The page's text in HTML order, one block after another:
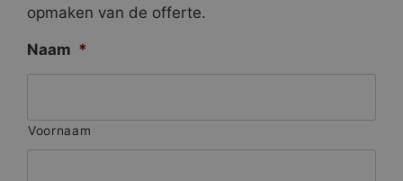
opmaken van de offerte.
Naam *
Voornaam